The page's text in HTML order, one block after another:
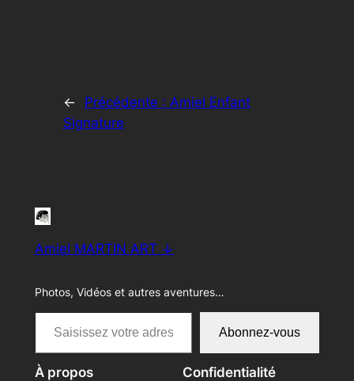
← Précédente : Amiel Enfant
Signature
Amiel MARTIN ART ↓
Photos, Vidéos et autres aventures…
Saisissez votre adresse e-mail…
Abonnez-vous
À propos Confidentialité